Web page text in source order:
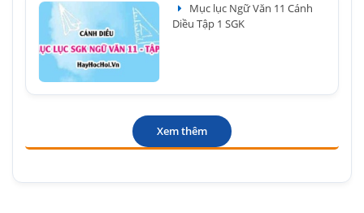
Mục lục Ngữ Văn 11 Cánh
Diều Tập 1 SGK
Xem thêm